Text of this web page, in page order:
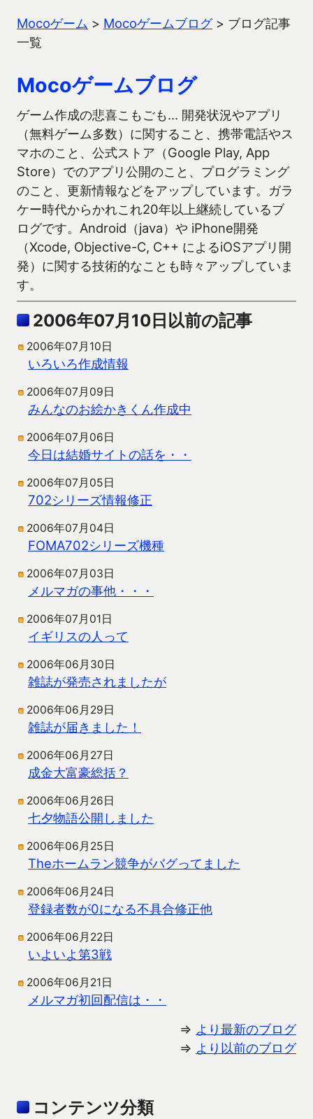
Mocoゲーム > Mocoゲームブログ> ブログ記事
一覧
Mocoゲームブログ
ゲーム作成の悲喜こもごも… 開発状況やアプリ
（無料ゲーム多数）に関すること、携帯電話やス
マホのこと、公式ストア（Google Play, App
Store）でのアプリ公開のこと、プログラミング
のこと、更新情報などをアップしています。ガラ
ケー時代からかれこれ20年以上継続しているブ
ログです。Android（java）や iPhone開発
（Xcode, Objective-C, C++ によるiOSアプリ開
発）に関する技術的なことも時々アップしていま
す。
2006年07月10日以前の記事
2006年07月10日
いろいろ作成情報
2006年07月09日
みんなのお絵かきくん作成中
2006年07月06日
今日は結婚サイトの話を・・
2006年07月05日
702シリーズ情報修正
2006年07月04日
FOMA702シリーズ機種
2006年07月03日
メルマガの事他・・・
2006年07月01日
イギリスの人って
2006年06月30日
雑誌が発売されましたが
2006年06月29日
雑誌が届きました！
2006年06月27日
成金大富豪総括？
2006年06月26日
七夕物語公開しました
2006年06月25日
Theホームラン競争がバグってました
2006年06月24日
登録者数が0になる不具合修正他
2006年06月22日
いよいよ第3戦
2006年06月21日
メルマガ初回配信は・・
⇒ より最新のブログ
⇒ より以前のブログ
コンテンツ分類